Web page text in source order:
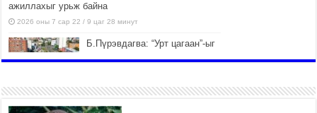
ажиллахыг урьж байна
2026 оны 7 сар 22 / 9 цаг 28 минут
Б.Пүрэвдагва: “Урт цагаан”-ыг
2026 оны 7 сар 21 / 16 цаг 47 минут